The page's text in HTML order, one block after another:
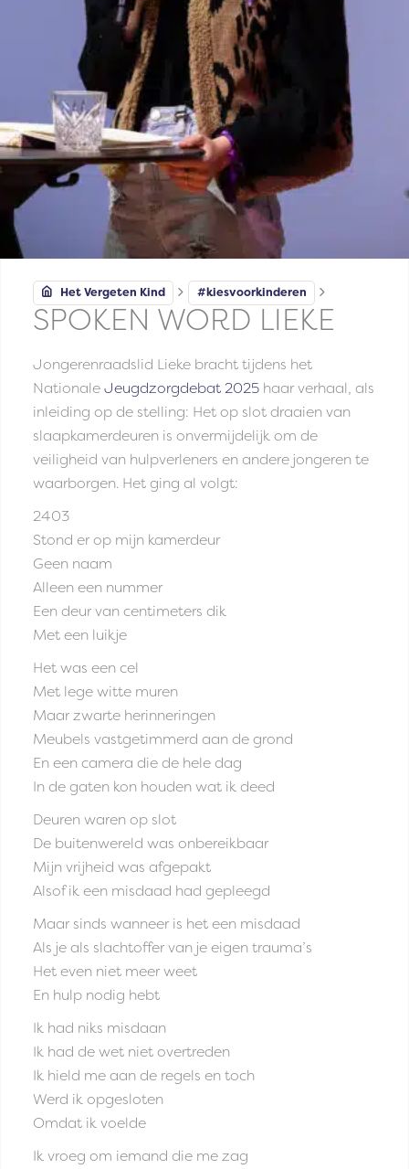
Het Vergeten Kind #kiesvoorkinderen
SPOKEN WORD LIEKE
Jongerenraadslid Lieke bracht tijdens het
NationaleJeugdzorgdebat 2025haar verhaal, als
inleiding op de stelling: Het op slot draaien van
slaapkamerdeuren is onvermijdelijk om de
veiligheid van hulpverleners en andere jongeren te
waarborgen. Het ging al volgt:
2403
Stond er op mijn kamerdeur
Geen naam
Alleen een nummer
Een deur van centimeters dik
Met een luikje
Het was een cel
Met lege witte muren
Maar zwarte herinneringen
Meubels vastgetimmerd aan de grond
En een camera die de hele dag
In de gaten kon houden wat ik deed
Deuren waren op slot
De buitenwereld was onbereikbaar
Mijn vrijheid was afgepakt
Alsof ik een misdaad had gepleegd
Maar sinds wanneer is het een misdaad
Als je als slachtoffer van je eigen trauma’s
Het even niet meer weet
En hulp nodig hebt
Ik had niks misdaan
Ik had de wet niet overtreden
Ik hield me aan de regels en toch
Werd ik opgesloten
Omdat ik voelde
Ik vroeg om iemand die me zag